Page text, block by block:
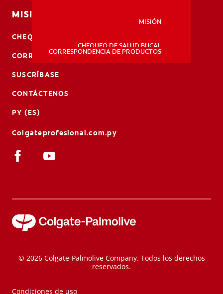
MISIÓN
CHEQUEO DE SALUD BUCAL
CORRESPONDENCIA DE PRODUCTOS
MISIÓN
CHEQUEO DE SALUD BUCAL
CORRESPONDENCIA DE PRODUCTOS
SUSCRÍBASE
CONTÁCTENOS
PY (ES)
Colgateprofesional.com.py
© 2026 Colgate-Palmolive Company. Todos los derechos
reservados.
Condiciones de uso